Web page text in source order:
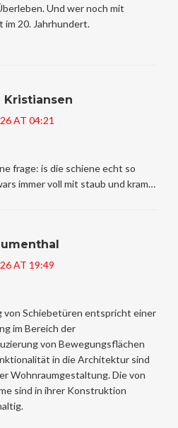
Und wer noch mit
20. Jahrhundert.
Kristiansen
AT 04:21
frage: is die schiene echt so
immer voll mit staub und kram…
AT 19:49
von Schiebetüren entspricht einer
im Bereich der
von Bewegungsflächen
in die Architektur sind
Wohnraumgestaltung. Die von
sind in ihrer Konstruktion